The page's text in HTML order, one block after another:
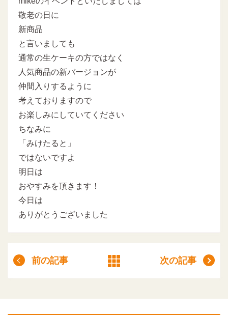
敬老の日に
新商品
と言いましても
通常の生ケーキの方ではなく
人気商品の新バージョンが
仲間入りするように
考えておりますので
お楽しみにしていてください
ちなみに
「みけたると」
ではないですよ
明日は
おやすみを頂きます！
今日は
ありがとうございました
前の記事 次の記事